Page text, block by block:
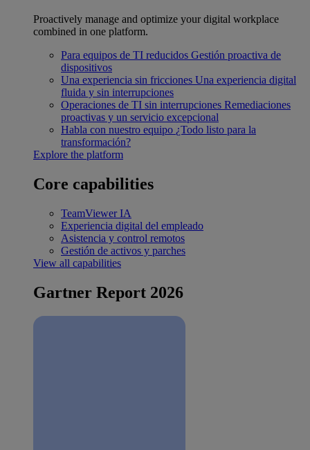
Proactively manage and optimize your digital workplace
combined in one platform.
Para equipos de TI reducidos Gestión proactiva de
dispositivos
Una experiencia sin fricciones Una experiencia digital
fluida y sin interrupciones
Operaciones de TI sin interrupciones Remediaciones
proactivas y un servicio excepcional
Habla con nuestro equipo ¿Todo listo para la
transformación?
Explore the platform
Core capabilities
TeamViewer IA
Experiencia digital del empleado
Asistencia y control remotos
Gestión de activos y parches
View all capabilities
Gartner Report 2026